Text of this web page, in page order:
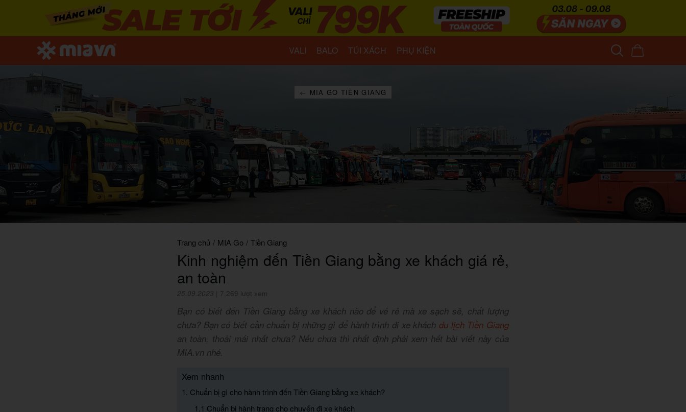
VALI BALO TÚI XÁCH PHỤ KIỆN
← MIA GO TIỀN GIANG
Trang chủ / MIA Go / Tiền Giang
Kinh nghiệm đến Tiền Giang bằng xe khách giá rẻ,
an toàn
25.09.2023 7,269 lượt xem
Bạn có biết đến Tiền Giang bằng xe khách nào để vé rẻ mà xe sạch sẽ, chất lượng
chưa? Bạn có biết cần chuẩn bị những gì để hành trình đi xe khách du lịch Tiền Giang
an toàn, thoải mái nhất chưa? Nếu chưa thì nhất định phải xem hết bài viết này của
MIA.vn nhé.
Xem nhanh
1. Chuẩn bị gì cho hành trình đến Tiền Giang bằng xe khách?
1.1 Chuẩn bị hành trang cho chuyến đi xe khách